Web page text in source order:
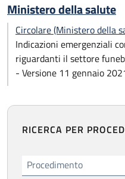
Ministero della salute
Circolare (Ministero della
Indicazioni emergenziali
riguardanti il settore
- Versione 11 gennaio
RICERCA PER
Procedimento